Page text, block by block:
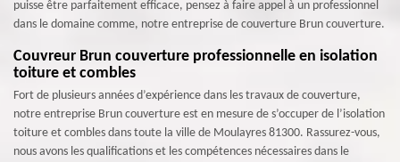
puisse être parfaitement efficace, pensez à faire appel à un professionnel
dans le domaine comme, notre entreprise de couverture Brun couverture.
Couvreur Brun couverture professionnelle en isolation
toiture et combles
Fort de plusieurs années d’expérience dans les travaux de couverture,
notre entreprise Brun couverture est en mesure de s’occuper de l’isolation
toiture et combles dans toute la ville de Moulayres 81300. Rassurez-vous,
nous avons les qualifications et les compétences nécessaires dans le